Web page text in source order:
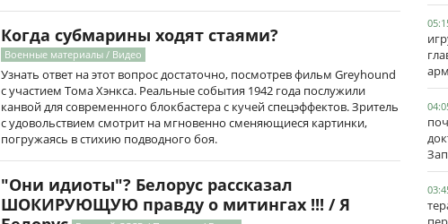
Когда субмарины ходят стаями?
Военные материалы / Видео
Узнать ответ на этот вопрос достаточно, посмотрев фильм Greyhound
с участием Тома Хэнкса. Реальные события 1942 года послужили
канвой для современного блокбастера с кучей спецэффектов. Зритель
с удовольствием смотрит на мгновенно сменяющиеся картинки,
погружаясь в стихию подводного боя.
"Они идиоты"? Белорус рассказал
ШОКИРУЮЩУЮ правду о митингах !!! / Я